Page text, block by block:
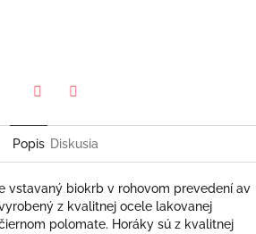
Popis Diskusia
vstavaný biokrb v rohovom prevedení av
z kvalitnej ocele lakovanej
polomate. Horáky sú z kvalitnej